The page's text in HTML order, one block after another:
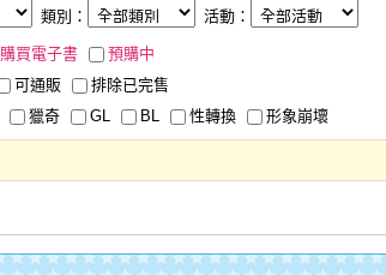
類別： 活動：
購買電子書
預購中
可通販
排除已完售
獵奇 GL BL 性轉換 形象崩壞